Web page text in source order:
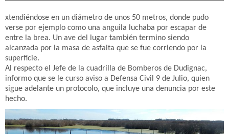
xtendiéndose en un diámetro de unos 50 metros, donde pudo
verse por ejemplo como una anguila luchaba por escapar de
entre la brea. Un ave del lugar también termino siendo
alcanzada por la masa de asfalta que se fue corriendo por la
superficie.
Al respecto el Jefe de la cuadrilla de Bomberos de Dudignac,
informo que se le curso aviso a Defensa Civil 9 de Julio, quien
sigue adelante un protocolo, que incluye una denuncia por este
hecho.